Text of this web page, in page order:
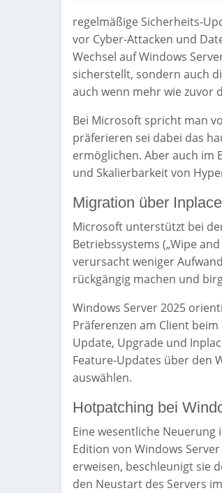
regelmäßige Sicherheits-
vor Cyber-Attacken und
Wechsel auf Windows
sicherstellt, sondern auch
auch wenn mehr wie zuvor
Bei Microsoft spricht man
präferieren sei dabei das
ermöglichen. Aber auch im
und Skalierbarkeit von
Migration über
Microsoft unterstützt bei
Betriebssystems („Wipe
verursacht weniger
rückgängig machen und
Windows Server 2025
Präferenzen am Client
Update, Upgrade und
Feature-Updates über den
auswählen.
Hotpatching bei
Eine wesentliche Neuerung
Edition von Windows
erweisen, beschleunigt sie
den Neustart des Servers